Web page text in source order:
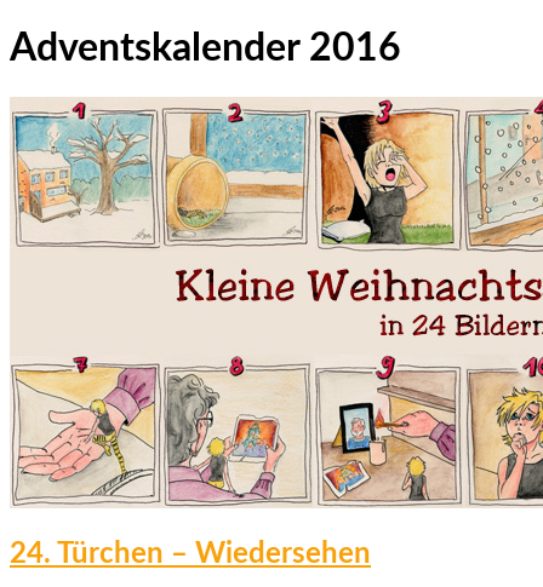
Adventskalender 2016
24. Türchen – Wiedersehen